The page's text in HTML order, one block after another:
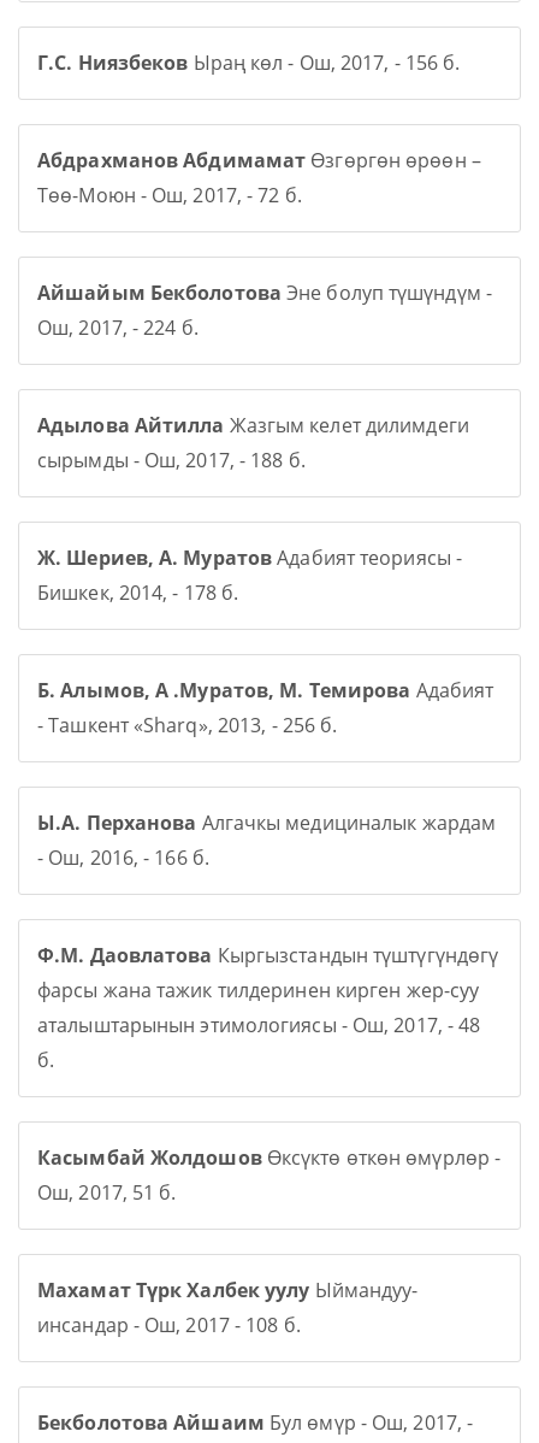
Г.С. Ниязбеков Ыраң көл - Ош, 2017, - 156 б.
Абдрахманов Абдимамат Өзгөргөн өрөөн –
Төө-Моюн - Ош, 2017, - 72 б.
Айшайым Бекболотова Эне болуп түшүндүм -
Ош, 2017, - 224 б.
Адылова Айтилла Жазгым келет дилимдеги
сырымды - Ош, 2017, - 188 б.
Ж. Шериев, А. МуратовАдабият теориясы -
Бишкек, 2014, - 178 б.
Б. Алымов, А .Муратов, М. Темирова Адабият
- Ташкент «Sharq», 2013, - 256 б.
Ы.А. Перханова Алгачкы медициналык жардам
- Ош, 2016, - 166 б.
Ф.М. Даовлатова Кыргызстандын түштүгүндөгү
фарсы жана тажик тилдеринен кирген жер-суу
аталыштарынын этимологиясы - Ош, 2017, - 48
б.
Касымбай Жолдошов Өксүктө өткөн өмүрлөр -
Ош, 2017, 51 б.
Махамат Түрк Халбек уулу Ыймандуу-
инсандар - Ош, 2017 - 108 б.
Бекболотова Айшаим Бул өмүр - Ош, 2017, -